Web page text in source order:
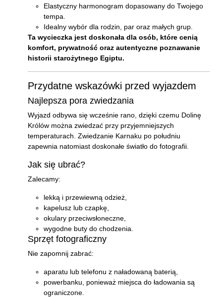
Elastyczny harmonogram dopasowany do Twojego
tempa.
Idealny wybór dla rodzin, par oraz małych grup.
Ta wycieczka jest doskonała dla osób, które cenią
komfort, prywatność oraz autentyczne poznawanie
historii starożytnego Egiptu.
Przydatne wskazówki przed wyjazdem
Najlepsza pora zwiedzania
Wyjazd odbywa się wcześnie rano, dzięki czemu Dolinę
Królów można zwiedzać przy przyjemniejszych
temperaturach. Zwiedzanie Karnaku po południu
zapewnia natomiast doskonałe światło do fotografii.
Jak się ubrać?
Zalecamy:
lekką i przewiewną odzież,
kapelusz lub czapkę,
okulary przeciwsłoneczne,
wygodne buty do chodzenia.
Sprzęt fotograficzny
Nie zapomnij zabrać:
aparatu lub telefonu z naładowaną baterią,
powerbanku, ponieważ miejsca do ładowania są
ograniczone.